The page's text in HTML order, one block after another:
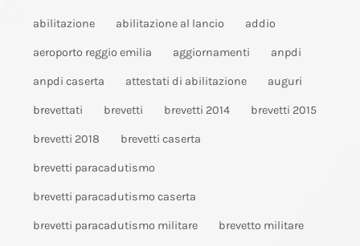
abilitazione abilitazione al lancio addio
aeroporto reggio emilia aggiornamenti anpdi
anpdi caserta attestati di abilitazione auguri
brevettati brevetti brevetti 2014 brevetti 2015
brevetti 2018 brevetti caserta
brevetti paracadutismo
brevetti paracadutismo caserta
brevetti paracadutismo militare brevetto militare